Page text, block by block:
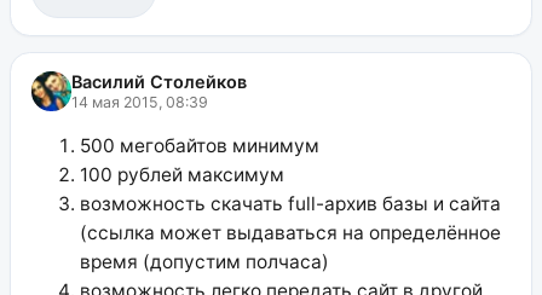
Василий Столейков
14 мая 2015, 08:39
500 мегобайтов минимум
100 рублей максимум
возможность скачать full-архив базы и сайта
(ссылка может выдаваться на определённое
время (допустим полчаса)